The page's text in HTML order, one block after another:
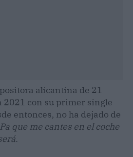
alicantina de 21
2021 con su primer single
entonces, no ha dejado de
Pa que me cantes en el coche
.